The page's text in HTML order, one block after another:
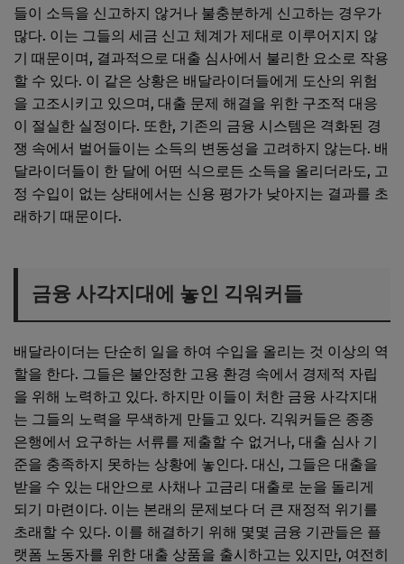
들이 소득을 신고하지 않거나 불충분하게 신고하는 경우가
많다. 이는 그들의 세금 신고 체계가 제대로 이루어지지 않
기 때문이며, 결과적으로 대출 심사에서 불리한 요소로 작용
할 수 있다. 이 같은 상황은 배달라이더들에게 도산의 위험
을 고조시키고 있으며, 대출 문제 해결을 위한 구조적 대응
이 절실한 실정이다. 또한, 기존의 금융 시스템은 격화된 경
쟁 속에서 벌어들이는 소득의 변동성을 고려하지 않는다. 배
달라이더들이 한 달에 어떤 식으로든 소득을 올리더라도, 고
정 수입이 없는 상태에서는 신용 평가가 낮아지는 결과를 초
래하기 때문이다.
금융 사각지대에 놓인 긱워커들
배달라이더는 단순히 일을 하여 수입을 올리는 것 이상의 역
할을 한다. 그들은 불안정한 고용 환경 속에서 경제적 자립
을 위해 노력하고 있다. 하지만 이들이 처한 금융 사각지대
는 그들의 노력을 무색하게 만들고 있다. 긱워커들은 종종
은행에서 요구하는 서류를 제출할 수 없거나, 대출 심사 기
준을 충족하지 못하는 상황에 놓인다. 대신, 그들은 대출을
받을 수 있는 대안으로 사채나 고금리 대출로 눈을 돌리게
되기 마련이다. 이는 본래의 문제보다 더 큰 재정적 위기를
초래할 수 있다. 이를 해결하기 위해 몇몇 금융 기관들은 플
랫폼 노동자를 위한 대출 상품을 출시하고는 있지만, 여전히